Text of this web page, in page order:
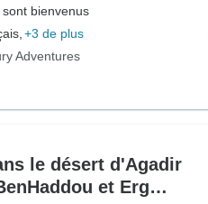
bienvenus
+3 de plus
Adventures
le désert d'Agadir
et Erg